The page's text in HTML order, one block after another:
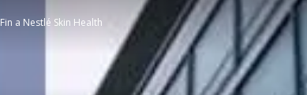
Fin a Nestlé Skin Health